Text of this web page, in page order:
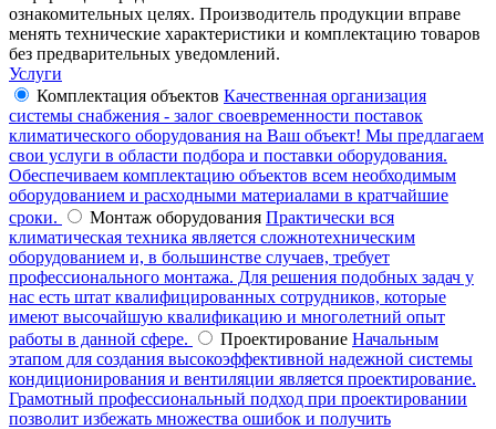
ознакомительных целях. Производитель продукции вправе
менять технические характеристики и комплектацию товаров
без предварительных уведомлений.
Услуги
Комплектация объектов Качественная организация
системы снабжения - залог своевременности поставок
климатического оборудования на Ваш объект! Мы предлагаем
свои услуги в области подбора и поставки оборудования.
Обеспечиваем комплектацию объектов всем необходимым
оборудованием и расходными материалами в кратчайшие
сроки.
Монтаж оборудования Практически вся
климатическая техника является сложнотехническим
оборудованием и, в большинстве случаев, требует
профессионального монтажа. Для решения подобных задач у
нас есть штат квалифицированных сотрудников, которые
имеют высочайшую квалификацию и многолетний опыт
работы в данной сфере.
Проектирование Начальным
этапом для создания высокоэффективной надежной системы
кондиционирования и вентиляции является проектирование.
Грамотный профессиональный подход при проектировании
позволит избежать множества ошибок и получить